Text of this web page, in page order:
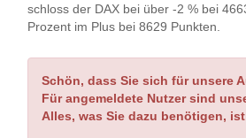
schloss der DAX bei über -2 % bei
Prozent im Plus bei 8629 Punkten.
Schön, dass Sie sich für unsere
Für angemeldete Nutzer sind
Alles, was Sie dazu benötigen,